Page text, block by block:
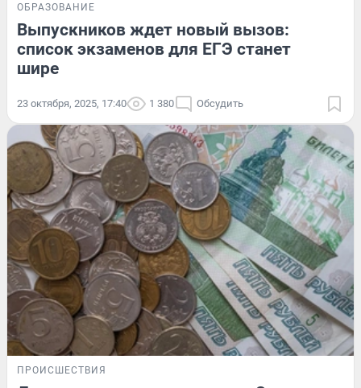
ОБРАЗОВАНИЕ
Выпускников ждет новый вызов:
список экзаменов для ЕГЭ станет
шире
23 октября, 2025, 17:40 1 380 Обсудить
ПРОИСШЕСТВИЯ